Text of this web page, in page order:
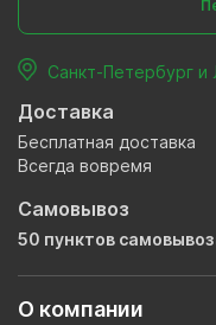
О компании
Санкт-Петербург и
Доставка
Бесплатная доставка
Всегда вовремя
Самовывоз
50 пунктов